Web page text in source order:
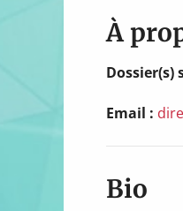
À
Dossier(s)
Email :
Bio